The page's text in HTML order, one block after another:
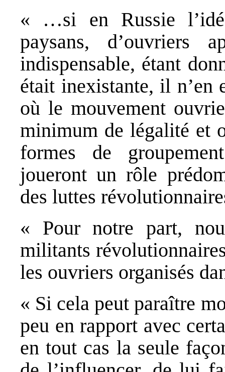
« …si en Russie
paysans, d’ouvriers
indispensable, étant
était inexistante, il n’en
où le mouvement
minimum de légalité et
formes de
joueront un rôle
des luttes
« Pour notre part,
militants
les ouvriers organisés
« Si cela peut paraître
peu en rapport avec
en tout cas la seule